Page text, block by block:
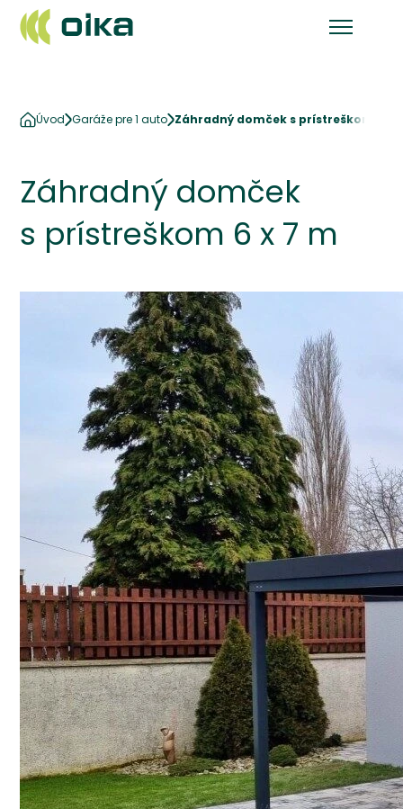
Úvod Garáže pre 1 auto Záhradný domček s prístreškom 6 x
Záhradný domček
s prístreškom 6 x 7 m